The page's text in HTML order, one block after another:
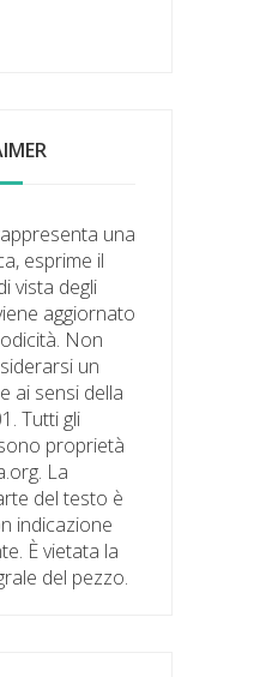
una
esprime il
vista degli
aggiornato
Non
un
ai sensi della
Tutti gli
proprietà
La
del testo è
indicazione
È vietata la
del pezzo.